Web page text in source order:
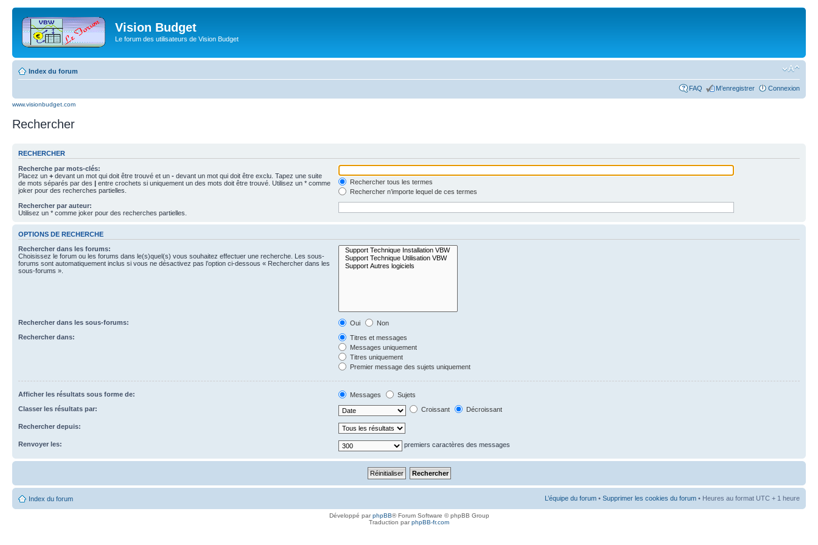
Vision Budget
Le forum des utilisateurs de Vision Budget
Index du forum
FAQ M’enregistrer Connexion
www.visionbudget.com
Rechercher
RECHERCHER
Recherche par mots-clés:
Placez un + devant un mot qui doit être trouvé et un - devant un mot qui doit être exclu. Tapez une suite
de mots séparés par des | entre crochets si uniquement un des mots doit être trouvé. Utilisez un * comme
joker pour des recherches partielles.
Rechercher tous les termes
Rechercher n’importe lequel de ces termes
Rechercher par auteur:
Utilisez un * comme joker pour des recherches partielles.
OPTIONS DE RECHERCHE
Rechercher dans les forums:
Choisissez le forum ou les forums dans le(s)quel(s) vous souhaitez effectuer une recherche. Les sous-
forums sont automatiquement inclus si vous ne désactivez pas l’option ci-dessous « Rechercher dans les
sous-forums ».
Rechercher dans les sous-forums: Oui
Non
Rechercher dans:
Titres et messages
Messages uniquement
Titres uniquement
Premier message des sujets uniquement
Afficher les résultats sous forme de: Messages
Sujets
Classer les résultats par:
Croissant Décroissant
Rechercher depuis:
Renvoyer les: premiers caractères des messages
Index du forum L’équipe du forum • Supprimer les cookies du forum • Heures au format UTC + 1 heure
Développé parphpBB® Forum Software © phpBB Group
Traduction parphpBB-fr.com